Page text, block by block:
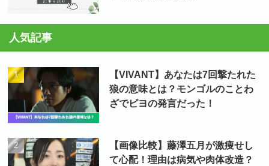
人気記事
【VIVANT】あなたは7回撃たれた
狼の意味とは？モンゴルのことわ
ざでピヨの発言だった！
【画像比較】藤澤五月が激痩せし
て心配！理由は病気や肉体改造？